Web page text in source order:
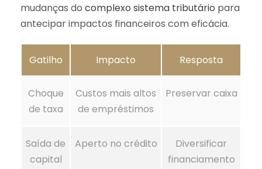
mudanças do complexo sistema tributário para
antecipar impactos financeiros com eficácia.
Gatilho Impacto Resposta
Choque
de taxa
Custos mais altos
de empréstimos
Preservar caixa
Saída de
capital
Aperto no crédito
Diversificar
financiamento